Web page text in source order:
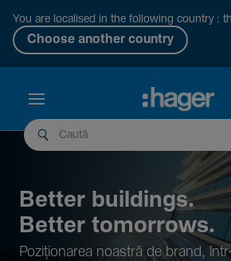
You are localised in the following country :
Choose another country
Better buil­dings.
Better tomor­rows.
Pozi­țio­narea noastră de brand,